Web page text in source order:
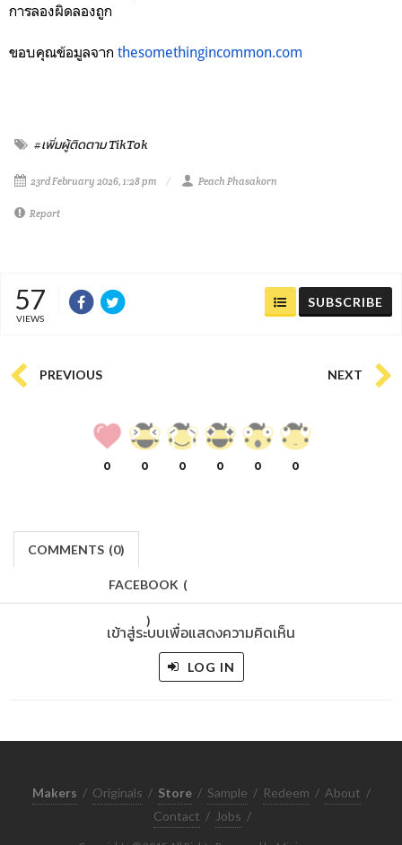
การลองผิดลองถูก
ขอบคุณข้อมูลจาก thesomethingincommon.com
#เพิ่มผู้ติดตาม TikTok
23rd February 2026, 1:28 pm Peach Phasakorn
Report
57
VIEWS
SUBSCRIBE
PREVIOUS NEXT
0 0 0 0 0 0
COMMENTS (0)
FACEBOOK (
)
เข้าสู่ระบบเพื่อแสดงความคิดเห็น
LOG IN
Makers / Originals / Store / Sample / Redeem / About /
Contact / Jobs /